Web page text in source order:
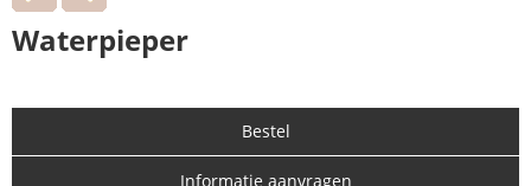
Waterpieper
Bestel
Informatie aanvragen